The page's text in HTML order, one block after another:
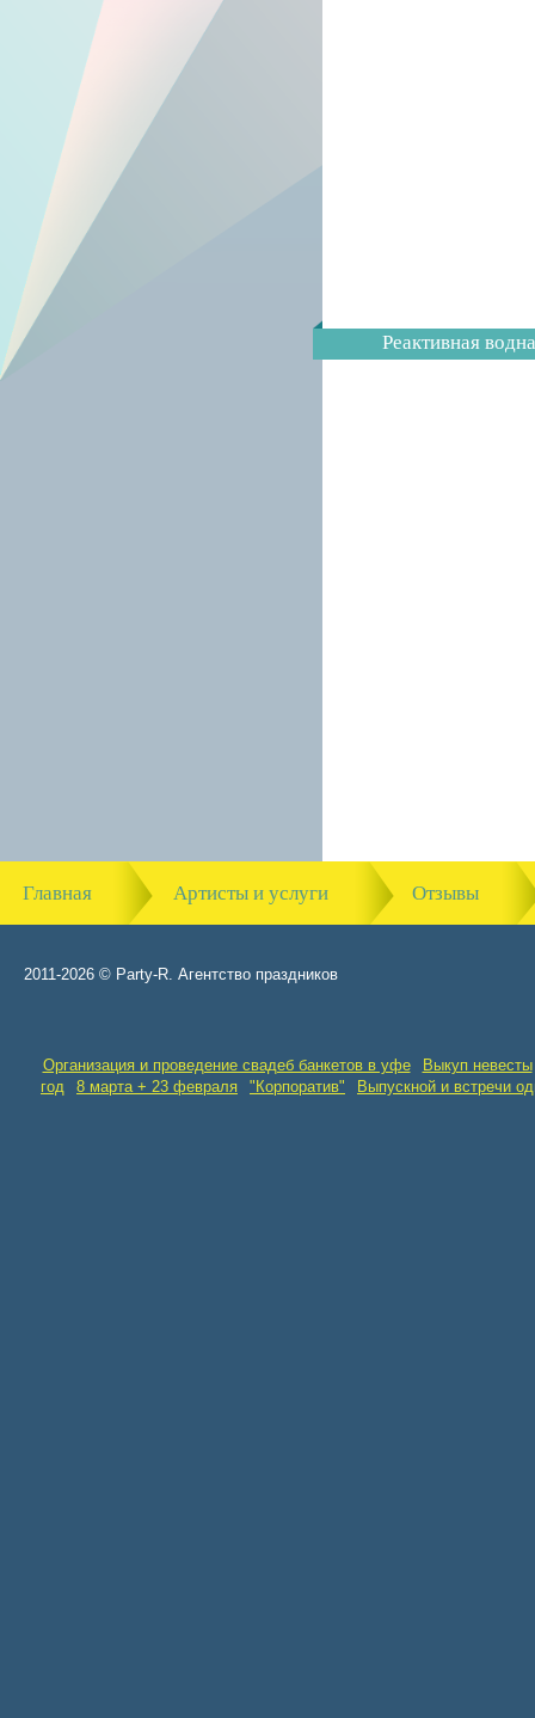
Реактивная
Главная Артисты и услуги Отзывы
2011-2026 © Party-R. Агентство праздников
Организация и проведение свадеб банкетов в уфе
Выкуп невесты
год
8 марта + 23 февраля "Корпоратив" Выпускной и встречи